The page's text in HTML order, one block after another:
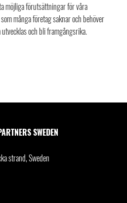
möjliga förutsättningar för våra
många företag saknar och behöver
och bli framgångsrika.
SWEDEN
strand, Sweden